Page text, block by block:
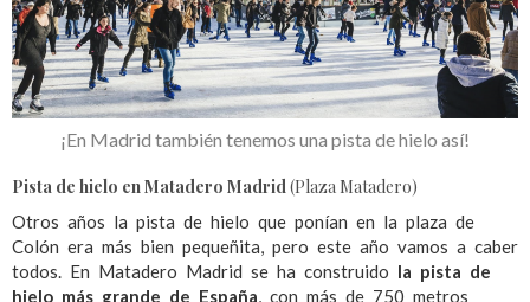
¡En Madrid también tenemos una pista de hielo así!
Pista de hielo en Matadero Madrid (Plaza Matadero)
Otros años la pista de hielo que ponían en la plaza de
Colón era más bien pequeñita, pero este año vamos a caber
todos. En Matadero Madrid se ha construido la pista de
hielo más grande de España , con más de 750 metros